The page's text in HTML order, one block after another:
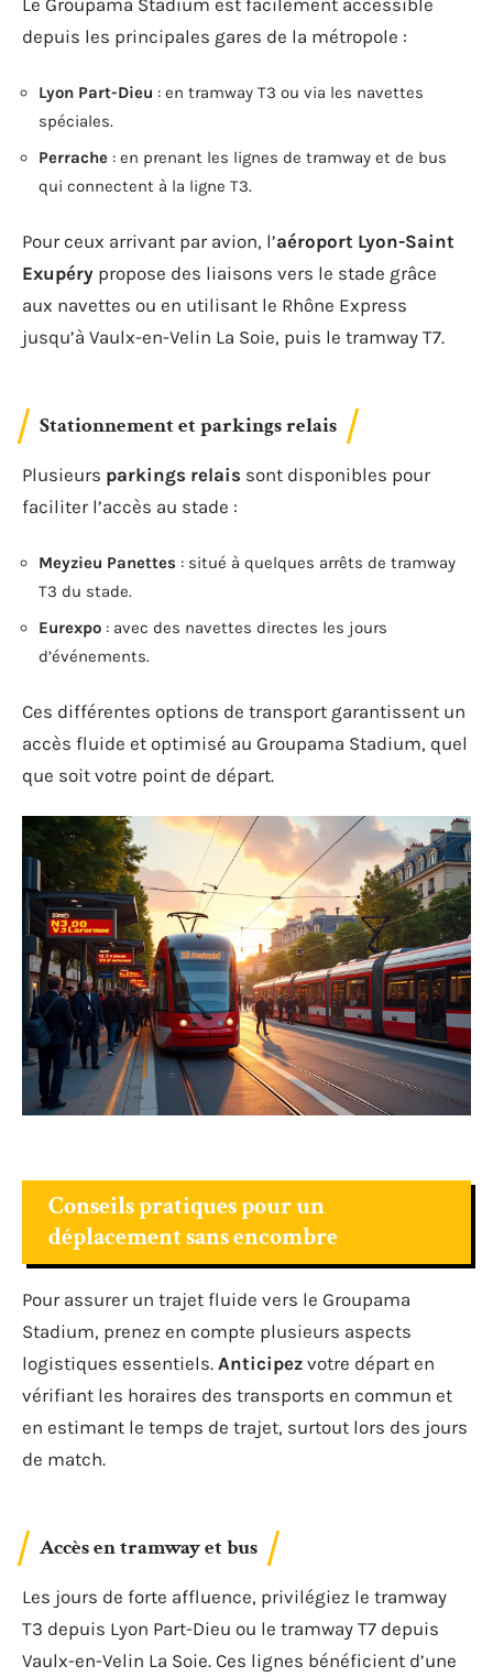
Le Groupama Stadium est facilement accessible
depuis les principales gares de la métropole :
Lyon Part-Dieu : en tramway T3 ou via les navettes
spéciales.
Perrache : en prenant les lignes de tramway et de bus
qui connectent à la ligne T3.
Pour ceux arrivant par avion, l’aéroport Lyon-Saint
Exupéry propose des liaisons vers le stade grâce
aux navettes ou en utilisant le Rhône Express
jusqu’à Vaulx-en-Velin La Soie, puis le tramway T7.
Stationnement et parkings relais
Plusieurs parkings relais sont disponibles pour
faciliter l’accès au stade :
Meyzieu Panettes : situé à quelques arrêts de tramway
T3 du stade.
Eurexpo : avec des navettes directes les jours
d’événements.
Ces différentes options de transport garantissent un
accès fluide et optimisé au Groupama Stadium, quel
que soit votre point de départ.
Conseils pratiques pour un
déplacement sans encombre
Pour assurer un trajet fluide vers le Groupama
Stadium, prenez en compte plusieurs aspects
logistiques essentiels. Anticipez votre départ en
vérifiant les horaires des transports en commun et
en estimant le temps de trajet, surtout lors des jours
de match.
Accès en tramway et bus
Les jours de forte affluence, privilégiez le tramway
T3 depuis Lyon Part-Dieu ou le tramway T7 depuis
Vaulx-en-Velin La Soie. Ces lignes bénéficient d’une